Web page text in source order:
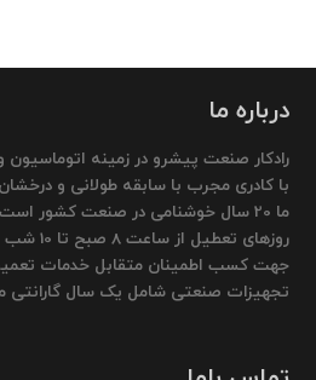
درباره ما
رادکار صنعت پیشرو در زمینه
با کادری مجرب با سابقه طولانی و
ما 20 سال خوشنامی در صنعت کشور
روزهای
جهت کسب اطمینان متقابل خدمات
تجهیزات صنعتی شامل یک سال گارانتی